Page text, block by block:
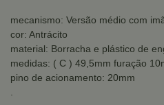
mecanismo: Versão médio com
cor: Antrácito
material: Borracha e plástico de
medidas: ( C ) 49,5mm furação
pino de acionamento: 20mm